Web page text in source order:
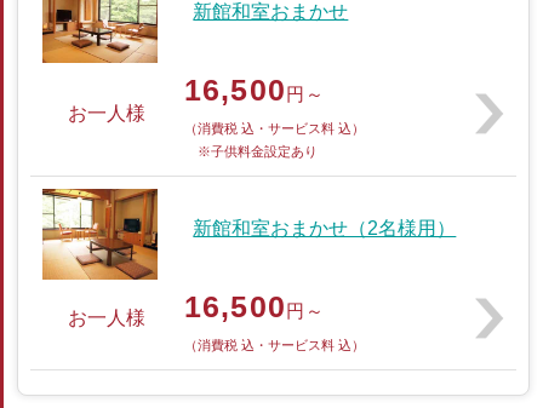
新館和室おまかせ
お一人様
16,500円～
（消費税 込・サービス料 込）
※子供料金設定あり
新館和室おまかせ（2名様用）
お一人様 16,500円～
（消費税 込・サービス料 込）